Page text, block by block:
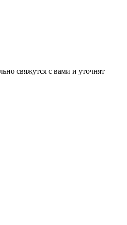
свяжутся с вами и уточнят